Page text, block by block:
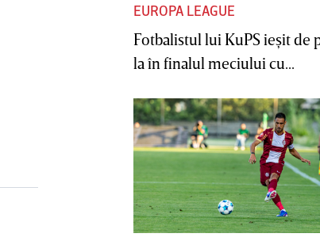
EUROPA LEAGUE
Fotbalistul lui KuPS ieşit de
la în finalul meciului cu...